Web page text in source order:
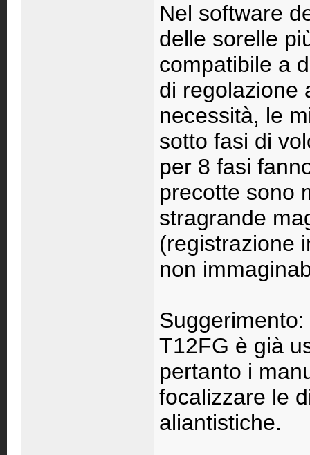
Nel software
delle sorelle
compatibile a
di regolazione
necessità, le
sotto fasi di
per 8 fasi
precotte sono
stragrande
(registrazione
non
T12FG è già
pertanto i
focalizzare le
aliantistiche.